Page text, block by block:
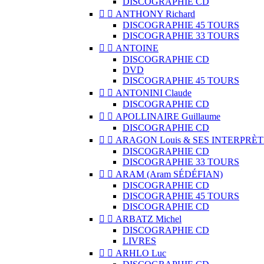
  ANTHONY Richard
DISCOGRAPHIE 45 TOURS
DISCOGRAPHIE 33 TOURS
  ANTOINE
DISCOGRAPHIE CD
DVD
DISCOGRAPHIE 45 TOURS
  ANTONINI Claude
DISCOGRAPHIE CD
  APOLLINAIRE Guillaume
DISCOGRAPHIE CD
  ARAGON Louis & SES
DISCOGRAPHIE CD
DISCOGRAPHIE 33 TOURS
  ARAM (Aram SÉDÉFIAN)
DISCOGRAPHIE CD
DISCOGRAPHIE 45 TOURS
DISCOGRAPHIE CD
  ARBATZ Michel
DISCOGRAPHIE CD
LIVRES
  ARHLO Luc